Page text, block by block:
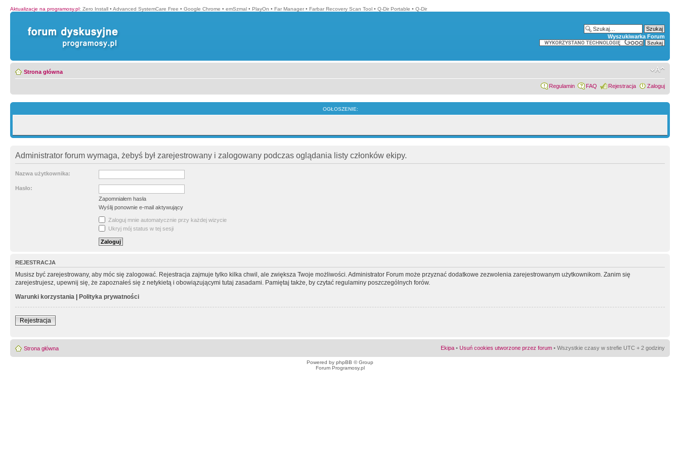
Aktualizacje na programosy.pl: Zero Install • Advanced SystemCare Free • Google Chrome • emSzmal • PlayOn • Far Manager • Farbar Recovery Scan Tool • Q-Dir Portable • Q-Dir
Wyszukiwarka Forum
Strona główna
Regulamin FAQ Rejestracja Zaloguj
OGŁOSZENIE:
Administrator forum wymaga, żebyś był zarejestrowany i zalogowany podczas oglądania listy członków ekipy.
Nazwa użytkownika:
Hasło:
Zapomniałem hasła
Wyślij ponownie e-mail aktywujący
Zaloguj mnie automatycznie przy każdej wizycie
Ukryj mój status w tej sesji
REJESTRACJA
Musisz być zarejestrowany, aby móc się zalogować. Rejestracja zajmuje tylko kilka chwil, ale zwiększa Twoje możliwości. Administrator Forum może przyznać dodatkowe zezwolenia zarejestrowanym użytkownikom. Zanim się
zarejestrujesz, upewnij się, że zapoznałeś się z netykietą i obowiązującymi tutaj zasadami. Pamiętaj także, by czytać regulaminy poszczególnych forów.
Warunki korzystania | Polityka prywatności
Rejestracja
Strona główna Ekipa • Usuń cookies utworzone przez forum • Wszystkie czasy w strefie UTC + 2 godziny
Powered by phpBB © Group
Forum Programosy.pl